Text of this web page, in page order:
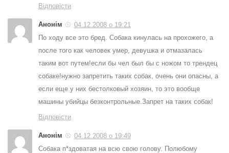
Відповісти
Анонім
04.12.2008 о 19:21
По ходу все это бред. Собака кинулась на прохожего, а
после того как человек умер, девушка и отмазалась
таким вот путем!если бы чел был бы с ножом то трендец
собаке!нужно запретить таких собак, очень они опасны, а
если еще у них бестолковый хозяин, то это вообще
машины убийцы безконтрольные.Запрет на таких собак!
Відповісти
Анонім
04.12.2008 о 19:49
Собака п*здоватая на всю свою голову. Полюбому